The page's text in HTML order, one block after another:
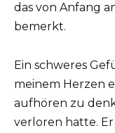
das von Anfang
bemerkt.
Ein schweres
meinem Herzen
aufhören zu
verloren hatte.